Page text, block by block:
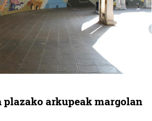
plazako arkupeak margolan